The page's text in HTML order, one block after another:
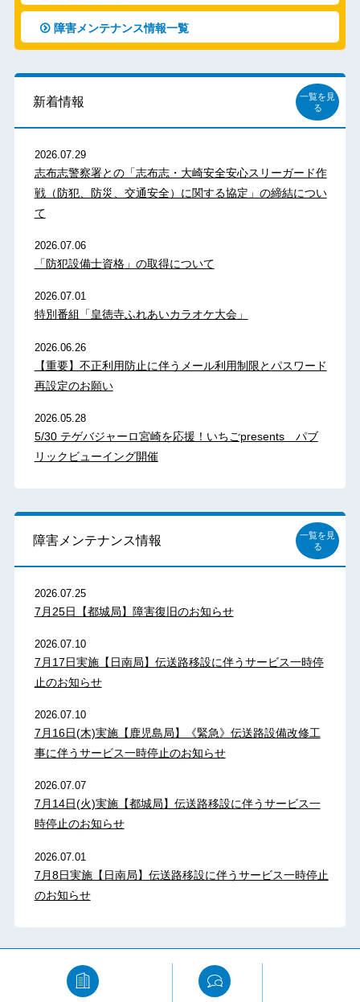
障害メンテナンス情報一覧
新着情報
一覧を見
る
2026.07.29
志布志警察署との「志布志・大崎安全安心スリーガード作
戦（防犯、防災、交通安全）に関する協定」の締結につい
て
2026.07.06
「防犯設備士資格」の取得について
2026.07.01
特別番組「皇徳寺ふれあいカラオケ大会」
2026.06.26
【重要】不正利用防止に伴うメール利用制限とパスワード
再設定のお願い
2026.05.28
5/30 テゲバジャーロ宮崎を応援！いちごpresents パブ
リックビューイング開催
障害メンテナンス情報
一覧を見
る
2026.07.25
7月25日【都城局】障害復旧のお知らせ
2026.07.10
7月17日実施【日南局】伝送路移設に伴うサービス一時停
止のお知らせ
2026.07.10
7月16日(木)実施【鹿児島局】《緊急》伝送路設備改修工
事に伴うサービス一時停止のお知らせ
2026.07.07
7月14日(火)実施【都城局】伝送路移設に伴うサービス一
時停止のお知らせ
2026.07.01
7月8日実施【日南局】伝送路移設に伴うサービス一時停止
のお知らせ